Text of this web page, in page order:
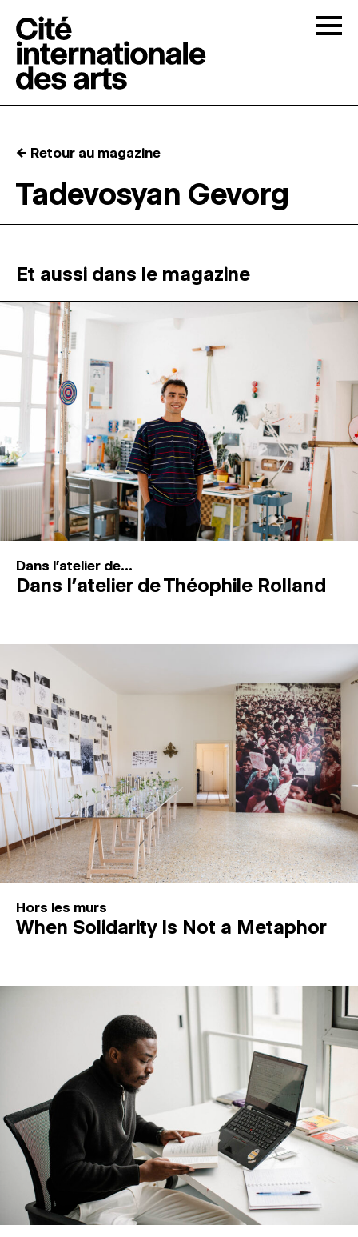
RÉSIDENCES ↓
ATELIERS OUVERTS
PROGRAMMATION
MAGAZINE
ESPACES DE PRATIQUE ARTISTIQUE ↓
Recherche
Connexion
← Retour au magazine
Tadevosyan Gevorg
Et aussi dans le magazine
Dans l'atelier de...
Dans l’atelier de Théophile Rolland
Hors les murs
When Solidarity Is Not a Metaphor